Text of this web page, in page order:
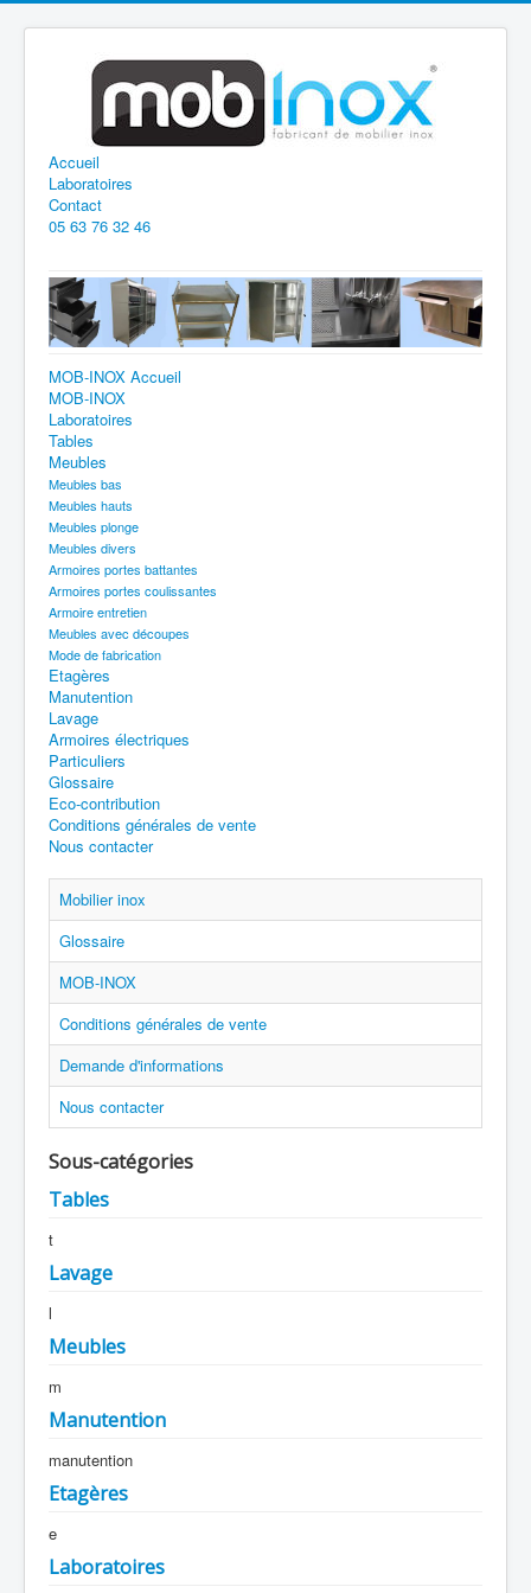
Accueil
Laboratoires
Contact
05 63 76 32 46
MOB-INOX Accueil
MOB-INOX
Laboratoires
Tables
Meubles
Meubles bas
Meubles hauts
Meubles plonge
Meubles divers
Armoires portes battantes
Armoires portes coulissantes
Armoire entretien
Meubles avec découpes
Mode de fabrication
Etagères
Manutention
Lavage
Armoires électriques
Particuliers
Glossaire
Eco-contribution
Conditions générales de vente
Nous contacter
Mobilier inox
Glossaire
MOB-INOX
Conditions générales de vente
Demande d'informations
Nous contacter
Sous-catégories
Tables
t
Lavage
l
Meubles
m
Manutention
manutention
Etagères
e
Laboratoires